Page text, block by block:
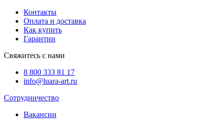
Контакты
Оплата и доставка
Как купить
Гарантии
Свяжитесь с нами
8 800 333 81 17
info@luara-art.ru
Сотрудничество
Вакансии